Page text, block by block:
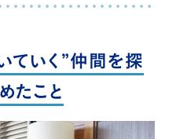
ていく”仲間を探
たこと